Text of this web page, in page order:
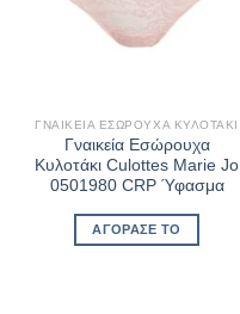
ΓΝΑΙΚΕΊΑ ΕΣΏΡΟΥΧΑ ΚΥΛΟΤΆΚΙ
Γναικεία Εσώρουχα
Κυλοτάκι Culottes Marie Jo
0501980 CRP Ύφασμα
ΑΓΌΡΑΣΈ ΤΟ